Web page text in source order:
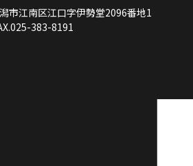
市江南区江口字伊勢堂2096番地1
383-8191